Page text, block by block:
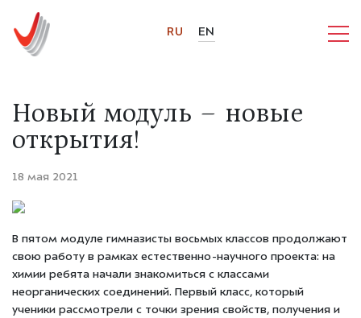
RU EN
Новый модуль – новые
открытия!
18 мая 2021
В пятом модуле гимназисты восьмых классов продолжают
свою работу в рамках естественно-научного проекта: на
химии ребята начали знакомиться с классами
неорганических соединений. Первый класс, который
ученики рассмотрели с точки зрения свойств, получения и